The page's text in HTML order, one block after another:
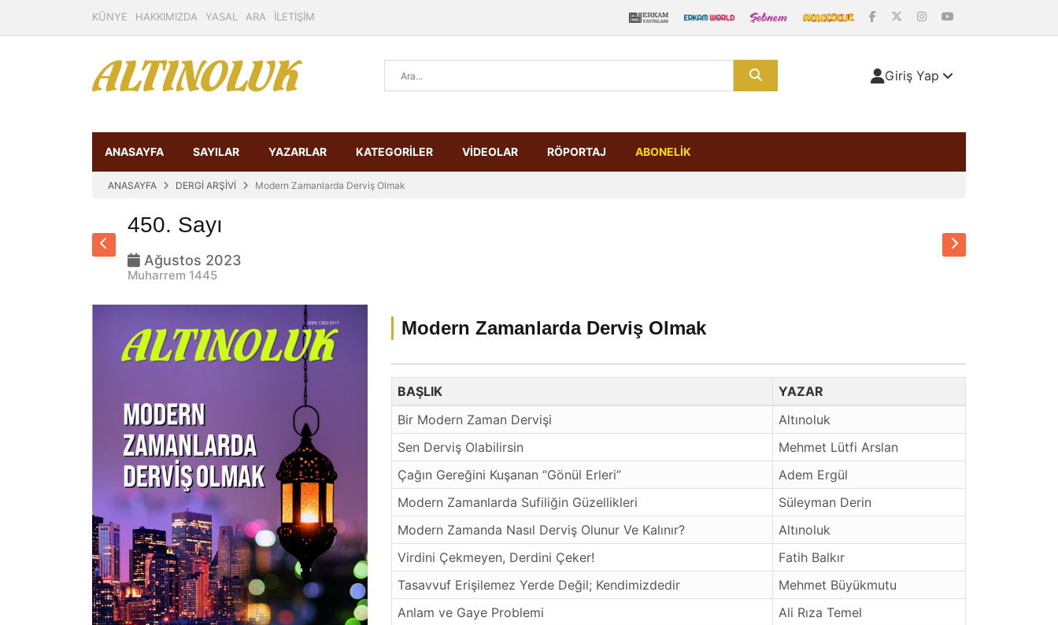
KÜNYE HAKKIMIZDA YASAL ARA İLETİŞİM
Giriş Yap
ANASAYFA SAYILAR YAZARLAR KATEGORİLER VİDEOLAR RÖPORTAJ ABONELİK
ANASAYFA DERGİ ARŞİVİ Modern Zamanlarda Derviş Olmak
450. Sayı
Ağustos 2023
Muharrem 1445
Modern Zamanlarda Derviş Olmak
BAŞLIK
YAZAR
Bir Modern Zaman Dervişi
Altınoluk
Sen Derviş Olabilirsin
Mehmet Lütfi Arslan
Çağın Gereğini Kuşanan “Gönül Erleri”
Adem Ergül
Modern Zamanlarda Sufiliğin Güzellikleri
Süleyman Derin
Modern Zamanda Nasıl Derviş Olunur Ve Kalınır?
Altınoluk
Virdini Çekmeyen, Derdini Çeker!
Fatih Balkır
Tasavvuf Erişilemez Yerde Değil; Kendimizdedir
Mehmet Büyükmutu
Anlam ve Gaye Problemi
Ali Rıza Temel